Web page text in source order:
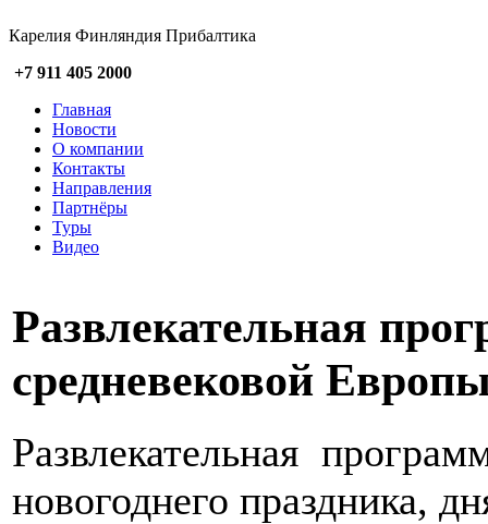
Карелия Финляндия Прибалтика
+7 911 405 2000
Главная
Новости
О компании
Контакты
Направления
Партнёры
Туры
Видео
Развлекательная
средневековой
Развлекательная
новогоднего праздника,